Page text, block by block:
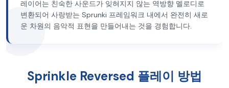
레이어는 친숙한 사운드가 잊혀지지 않는 역방향 멜로디로
변환되어 사랑받는 Sprunki 프레임워크 내에서 완전히 새로
운 차원의 음악적 표현을 만들어내는 것을 경험합니다.
Sprinkle Reversed 플레이 방법